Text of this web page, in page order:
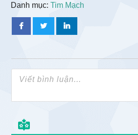
Danh mục:Tim Mạch